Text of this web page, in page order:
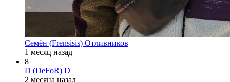
Семён (Frensisis) Отливников
1 месяц назад
8
D (DeFoR) D
2 месяца назад